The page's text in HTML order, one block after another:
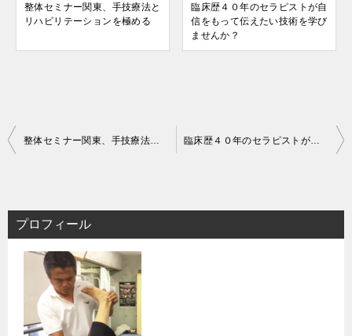
整体セミナー関東、手技療法と
リハビリテーションを極める
臨床歴４０年のセラピストが自
信をもって伝えたい技術を学び
ませんか？
投
ビ
ゲ
プロフィール